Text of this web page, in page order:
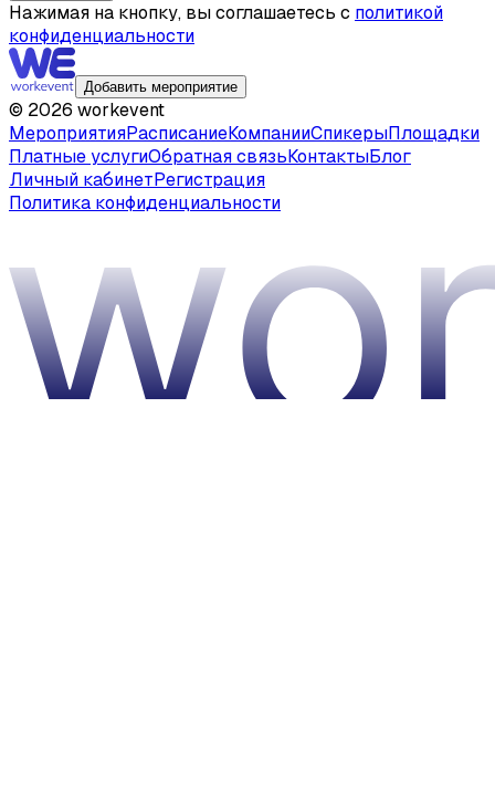
Нажимая на кнопку, вы соглашаетесь с политикой
конфиденциальности
Добавить мероприятие
© 2026 workevent
МероприятияРасписаниеКомпанииСпикерыПлощадки
Платные услугиОбратная связьКонтактыБлог
Личный кабинетРегистрация
Политика конфиденциальности